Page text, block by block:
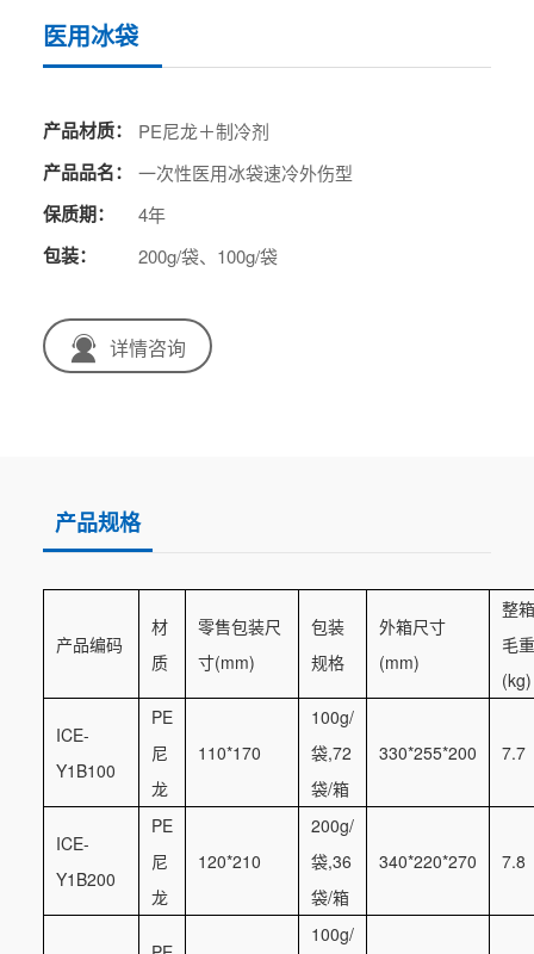
医用冰袋
产品材质： PE尼龙＋制冷剂
产品品名： 一次性医用冰袋速冷外伤型
保质期： 4年
包装： 200g/袋、100g/袋
详情咨询
产品规格
产品编码
材
质
零售包装尺
寸(mm)
包装
规格
外箱尺寸
(mm)
整箱
毛重
(kg)
ICE-
Y1B100
PE
尼
龙
110*170
100g/
袋,72
袋/箱
330*255*200 7.7
ICE-
Y1B200
PE
尼
龙
120*210
200g/
袋,36
袋/箱
340*220*270 7.8
100g/